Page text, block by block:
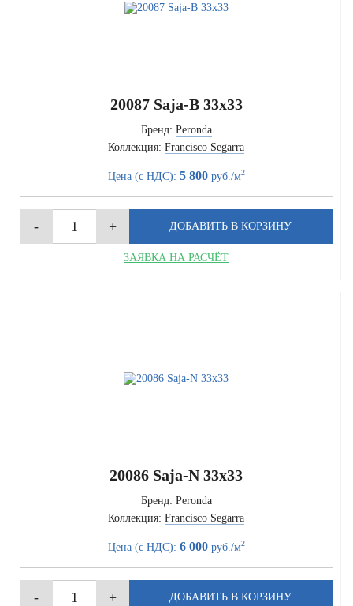
20087 Saja-B 33x33
Бренд: Peronda
Коллекция: Francisco Segarra
Цена (с НДС): 5 800руб./м2
ЗАЯВКА НА РАСЧЁТ
20086 Saja-N 33x33
Бренд: Peronda
Коллекция: Francisco Segarra
Цена (с НДС): 6 000руб./м2